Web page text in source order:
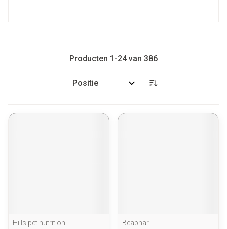
Producten 1 -24van 386
Sorteer op:
Hills pet nutrition
Beaphar